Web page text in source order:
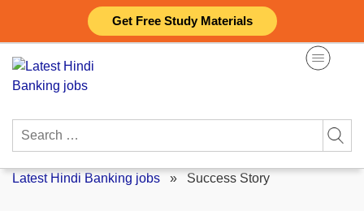
Get Free Study Materials
content
Search
Latest Hindi Banking jobs » Success Story